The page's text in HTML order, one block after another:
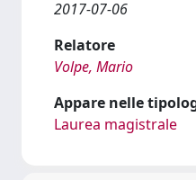
2017-07-06
Relatore
Volpe, Mario
Appare nelle
Laurea magistrale